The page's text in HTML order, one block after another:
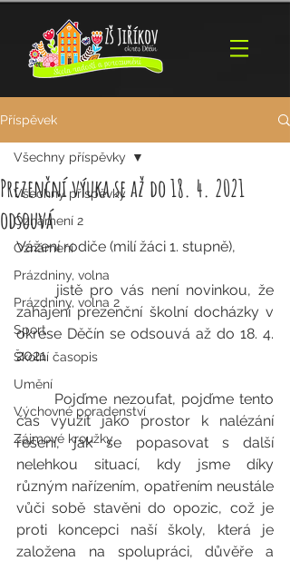
Příspěvek
Všechny příspěvky
Oznámení 2
Oznámení
Prázdniny, volna
Prázdniny, volna 2
Sport
Školní časopis
Umění
Výchovné poradenství
Zájmové kroužky
Všechny příspěvky
Prezenční výuka se až do 18. 4. 2021
odsouvá
Vážení rodiče (milí žáci 1. stupně),
zahájení prezenční školní docházky v
okrese Děčín se odsouvá až do 18. 4.
2021.
čas využít jako prostor k nalézání
řešení, jak se popasovat s další
nelehkou situací, kdy jsme díky
různým nařízením, opatřením neustále
vůči sobě stavěni do opozic, což je
proti koncepci naší školy, která je
založena na spolupráci, důvěře a